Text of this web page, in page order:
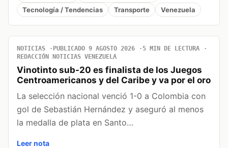
Tecnología / Tendencias
Transporte Venezuela
NOTICIAS PUBLICADO 9 AGOSTO 2026
5 MIN DE LECTURA
REDACCIÓN NOTICIAS VENEZUELA
Vinotinto sub-20 es finalista de los Juegos
Centroamericanos y del Caribe y va por el oro
La selección nacional venció 1-0 a Colombia con
gol de Sebastián Hernández y aseguró al menos
la medalla de plata en Santo…
Leer nota